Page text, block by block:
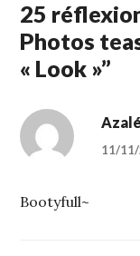
25
Photos
« Look »”
11/
Bootyfull~